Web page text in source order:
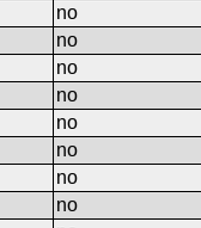
no
no
no
no
no
no
no
no